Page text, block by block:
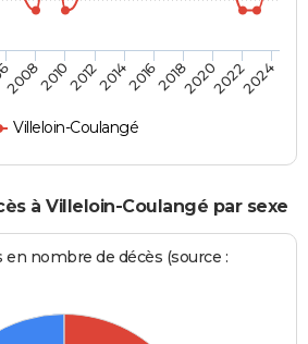
Villeloin-Coulangé
200820102012201420162018202020222024
à Villeloin-Coulangé par sexe
nombre de décès (source :